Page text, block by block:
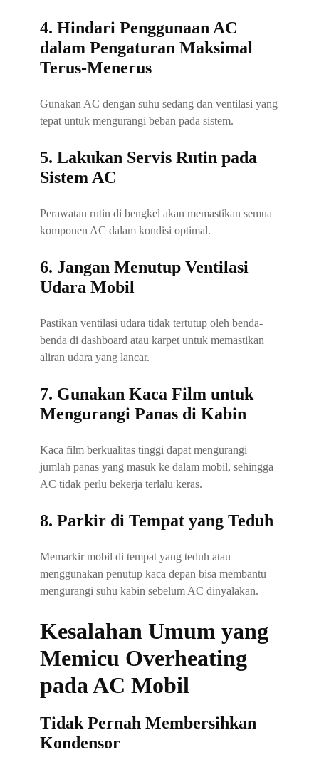
4. Hindari Penggunaan AC
dalam Pengaturan Maksimal
Terus-Menerus
Gunakan AC dengan suhu sedang dan ventilasi yang
tepat untuk mengurangi beban pada sistem.
5. Lakukan Servis Rutin pada
Sistem AC
Perawatan rutin di bengkel akan memastikan semua
komponen AC dalam kondisi optimal.
6. Jangan Menutup Ventilasi
Udara Mobil
Pastikan ventilasi udara tidak tertutup oleh benda-
benda di dashboard atau karpet untuk memastikan
aliran udara yang lancar.
7. Gunakan Kaca Film untuk
Mengurangi Panas di Kabin
Kaca film berkualitas tinggi dapat mengurangi
jumlah panas yang masuk ke dalam mobil, sehingga
AC tidak perlu bekerja terlalu keras.
8. Parkir di Tempat yang Teduh
Memarkir mobil di tempat yang teduh atau
menggunakan penutup kaca depan bisa membantu
mengurangi suhu kabin sebelum AC dinyalakan.
Kesalahan Umum yang
Memicu Overheating
pada AC Mobil
Tidak Pernah Membersihkan
Kondensor